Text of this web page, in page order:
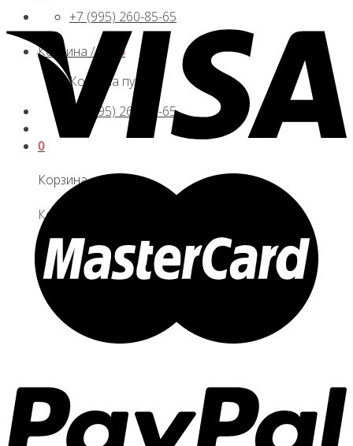
+7 (995) 260-85-65
Корзина /
0
Корзина пуста.
+7 (995) 260-85-65
0
Корзина
Корзина пуста.